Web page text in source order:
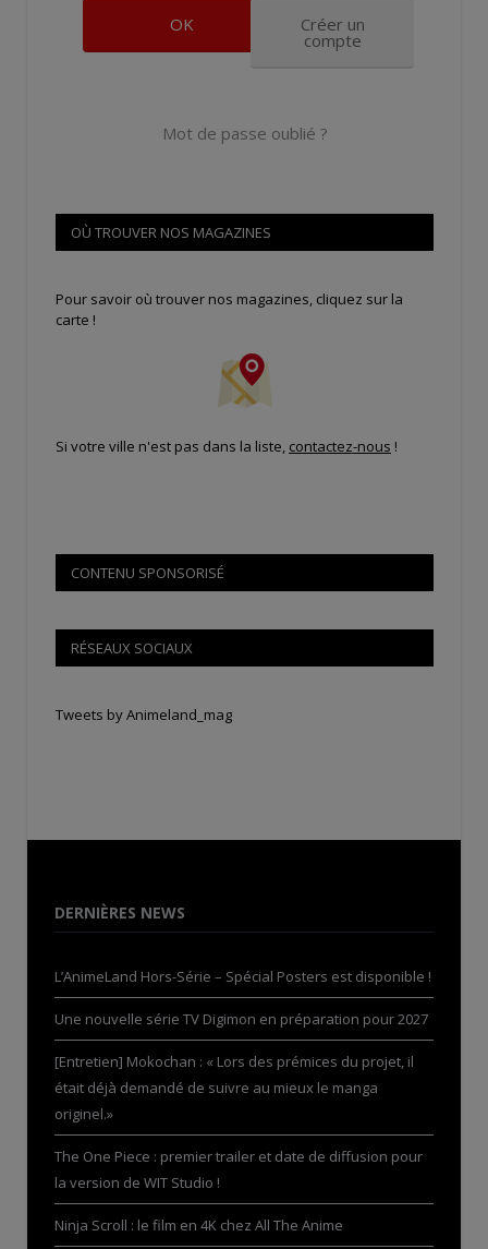
Créer un
compte
Mot de passe oublié ?
OÙ TROUVER NOS MAGAZINES
Pour savoir où trouver nos magazines, cliquez sur la
carte !
Si votre ville n'est pas dans la liste, contactez-nous !
CONTENU SPONSORISÉ
RÉSEAUX SOCIAUX
Tweets by Animeland_mag
DERNIÈRES NEWS
L’AnimeLand Hors-Série – Spécial Posters est disponible !
Une nouvelle série TV Digimon en préparation pour 2027
[Entretien] Mokochan : « Lors des prémices du projet, il
était déjà demandé de suivre au mieux le manga
originel.»
The One Piece : premier trailer et date de diffusion pour
la version de WIT Studio !
Ninja Scroll : le film en 4K chez All The Anime